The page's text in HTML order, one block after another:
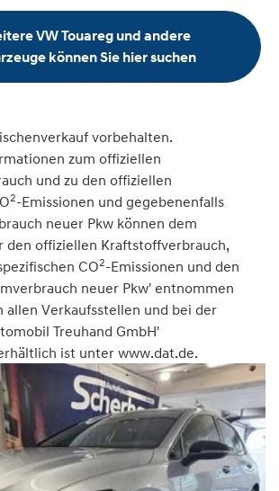
VW Touareg und andere
können Sie hier suchen
vorbehalten.
zum offiziellen
und zu den offiziellen
2-Emissionen und gegebenenfalls
neuer Pkw können dem
den offiziellen Kraftstoffverbrauch,
CO2-Emissionen und den
neuer Pkw' entnommen
allen Verkaufsstellen und bei der
Treuhand GmbH'
ist unter www.dat.de.